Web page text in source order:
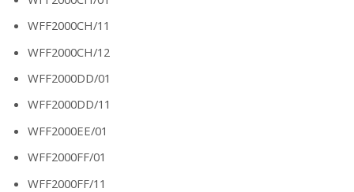
WFF2000CH/11
WFF2000CH/12
WFF2000DD/01
WFF2000DD/11
WFF2000EE/01
WFF2000FF/01
WFF2000FF/11